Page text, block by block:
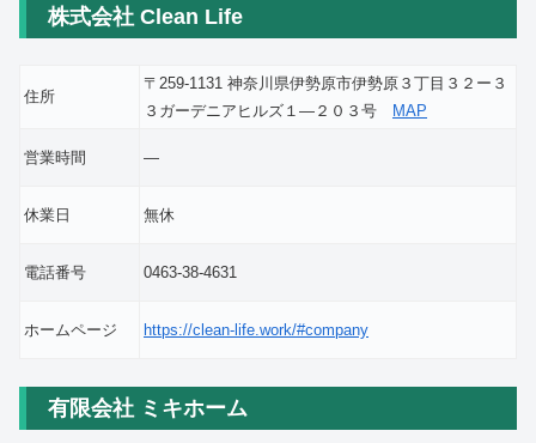
株式会社 Clean Life
住所
〒259-1131 神奈川県伊勢原市伊勢原３丁目３２ー３
３ガーデニアヒルズ１―２０３号
MAP
営業時間 ―
休業日 無休
電話番号 0463-38-4631
ホームページ https://clean-life.work/#company
有限会社 ミキホーム